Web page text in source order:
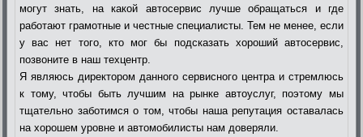
могут знать, на какой автосервис лучше обращаться и где
работают грамотные и честные специалисты. Тем не менее, если
у вас нет того, кто мог бы подсказать хороший автосервис,
позвоните в наш техцентр.
Я являюсь директором данного сервисного центра и стремлюсь
к тому, чтобы быть лучшим на рынке автоуслуг, поэтому мы
тщательно заботимся о том, чтобы наша репутация оставалась
на хорошем уровне и автомобилисты нам доверяли.